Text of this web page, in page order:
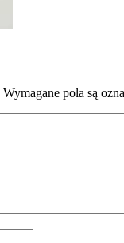
Wymagane pola są